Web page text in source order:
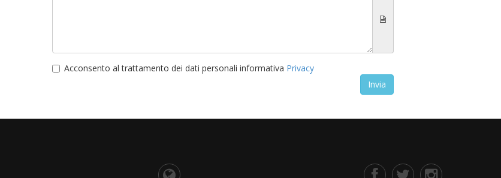
Acconsento al trattamento dei dati personali informativa Privacy